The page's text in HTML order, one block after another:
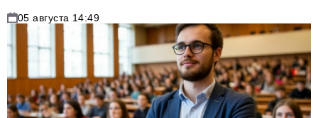
05 августа 14:49